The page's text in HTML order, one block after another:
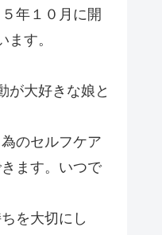
年１０月に開
ます。
が大好きな娘と
のセルフケア
ます。いつで
を大切にし